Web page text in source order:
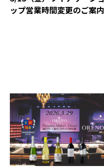
ップ営業時間変更のご案内